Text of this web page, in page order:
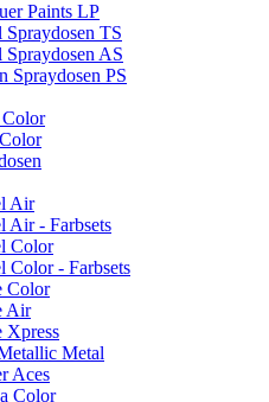
Paints LP
TS
AS
Spraydosen PS
Air
Air - Farbsets
Color
Color - Farbsets
Color
Air
Xpress
Metal
Aces
Color